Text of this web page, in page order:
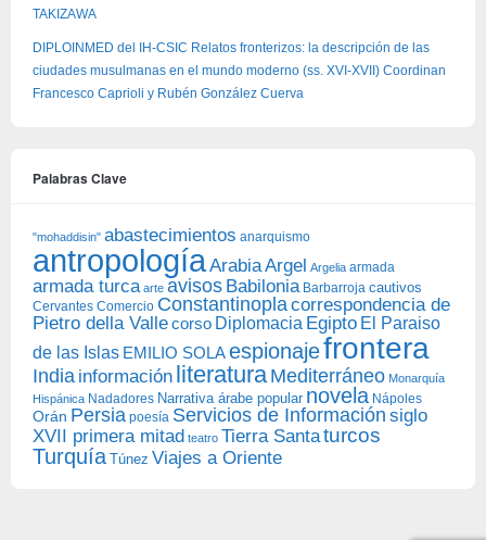
TAKIZAWA
DIPLOINMED del IH-CSIC Relatos fronterizos: la descripción de las
ciudades musulmanas en el mundo moderno (ss. XVI-XVII) Coordinan
Francesco Caprioli y Rubén González Cuerva
Palabras Clave
"mohaddisin" abastecimientos anarquismo
antropología ArabiaArgel Argelia armada
armada turca arte avisos Babilonia Barbarroja cautivos
Cervantes Comercio Constantinopla correspondencia de
Pietro della Vallecorso Diplomacia Egipto El Paraiso
de las Islas EMILIO SOLAespionajefrontera
India información literatura Mediterráneo Monarquía
Hispánica Nadadores Narrativa árabe popular novela Nápoles
Orán Persia poesía Servicios de Información siglo
XVII primera mitad teatro Tierra Santaturcos
Turquía Túnez Viajes a Oriente